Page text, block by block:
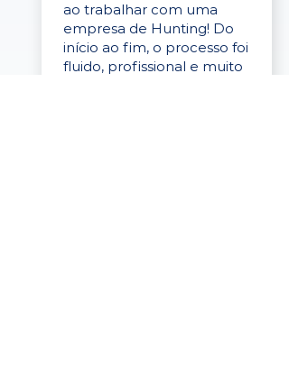
ao trabalhar com uma
empresa de Hunting! Do
início ao fim, o processo foi
fluido, profissional e muito